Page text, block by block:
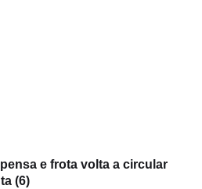
e frota volta a circular
(6)